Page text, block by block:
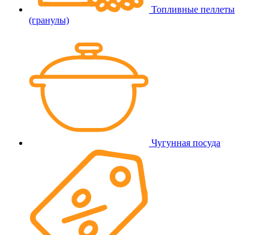
Топливные пеллеты
(гранулы)
Чугунная посуда